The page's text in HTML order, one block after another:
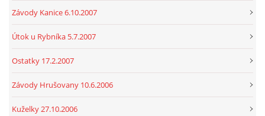
Závody Kanice 6.10.2007
Útok u Rybníka 5.7.2007
Ostatky 17.2.2007
Závody Hrušovany 10.6.2006
Kuželky 27.10.2006